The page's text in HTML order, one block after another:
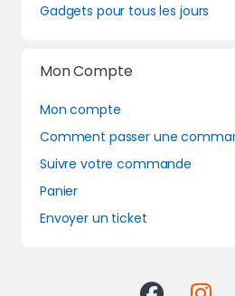
Gadgets pour tous les jours
Mon Compte
Mon compte
Comment passer une
Suivre votre commande
Panier
Envoyer un ticket